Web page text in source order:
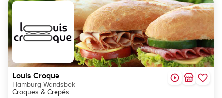
Louis Croque
Hamburg Wandsbek
Croques & Crepés